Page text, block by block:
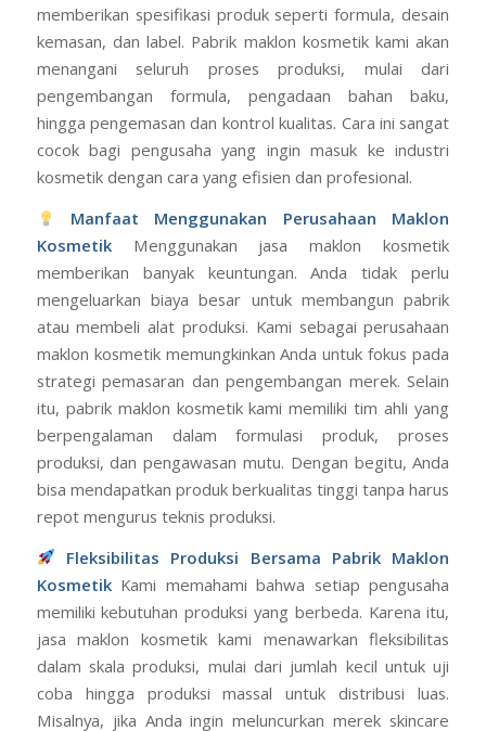
memberikan spesifikasi produk seperti formula, desain
kemasan, dan label. Pabrik maklon kosmetik kami akan
menangani seluruh proses produksi, mulai dari
pengembangan formula, pengadaan bahan baku,
hingga pengemasan dan kontrol kualitas. Cara ini sangat
cocok bagi pengusaha yang ingin masuk ke industri
kosmetik dengan cara yang efisien dan profesional.
Manfaat Menggunakan Perusahaan Maklon
KosmetikMenggunakan jasa maklon kosmetik
memberikan banyak keuntungan. Anda tidak perlu
mengeluarkan biaya besar untuk membangun pabrik
atau membeli alat produksi. Kami sebagai perusahaan
maklon kosmetik memungkinkan Anda untuk fokus pada
strategi pemasaran dan pengembangan merek. Selain
itu, pabrik maklon kosmetik kami memiliki tim ahli yang
berpengalaman dalam formulasi produk, proses
produksi, dan pengawasan mutu. Dengan begitu, Anda
bisa mendapatkan produk berkualitas tinggi tanpa harus
repot mengurus teknis produksi.
Fleksibilitas Produksi Bersama Pabrik Maklon
KosmetikKami memahami bahwa setiap pengusaha
memiliki kebutuhan produksi yang berbeda. Karena itu,
jasa maklon kosmetik kami menawarkan fleksibilitas
dalam skala produksi, mulai dari jumlah kecil untuk uji
coba hingga produksi massal untuk distribusi luas.
Misalnya, jika Anda ingin meluncurkan merek skincare